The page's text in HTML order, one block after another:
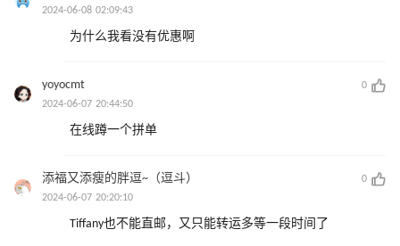
2024-06-08 02:09:43
为什么我看没有优惠啊
yoyocmt
0
2024-06-07 20:44:50
在线蹲一个拼单
添福又添瘦的胖逗~（逗斗）
0
2024-06-07 20:20:10
Tiffany也不能直邮，又只能转运多等一段时间了